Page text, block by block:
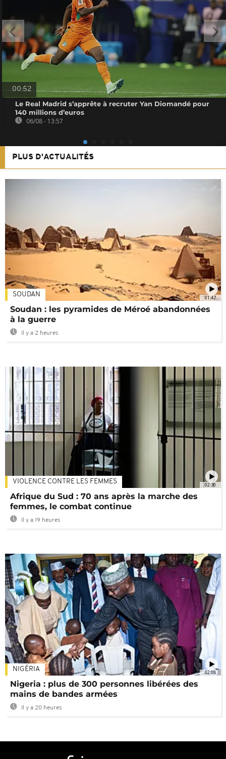
00:52
Le Real Madrid s’apprête à recruter Yan Diomandé pour
140 millions d’euros
06/08 - 13:57
PLUS D'ACTUALITÉS
01:47
SOUDAN
Soudan : les pyramides de Méroé abandonnées
à la guerre
Il y a 2 heures
02:30
VIOLENCE CONTRE LES FEMMES
Afrique du Sud : 70 ans après la marche des
femmes, le combat continue
Il y a 19 heures
02:08
NIGÉRIA
Nigeria : plus de 300 personnes libérées des
mains de bandes armées
Il y a 20 heures